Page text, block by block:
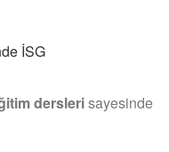
İSG
derslerisayesinde